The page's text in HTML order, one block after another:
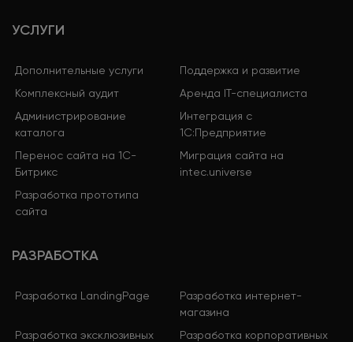
УСЛУГИ
Дополнительные услуги
Поддержка и развитие
Комплексный аудит
Аренда IT-специалиста
Администрирование
каталога
Интеграция с
1С:Предприятие
Перенос сайта на 1С-
Битрикс
Миграция сайта на
intec.universe
Разработка прототипа
сайта
РАЗРАБОТКА
Разработка LandingPage
Разработка интернет-
магазина
Разработка эксклюзивных
Разработка корпоративных